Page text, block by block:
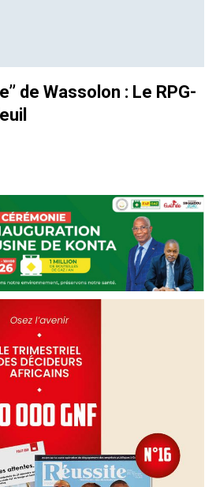
de Wassolon : Le RPG-